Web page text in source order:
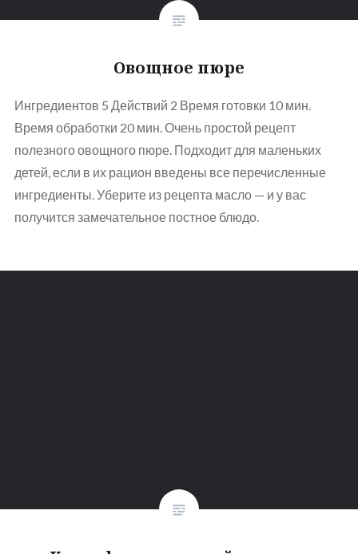
Овощное пюре
Ингредиентов 5 Действий 2 Время готовки 10 мин.
Время обработки 20 мин. Очень простой рецепт
полезного овощного пюре. Подходит для маленьких
детей, если в их рацион введены все перечисленные
ингредиенты. Уберите из рецепта масло — и у вас
получится замечательное постное блюдо.